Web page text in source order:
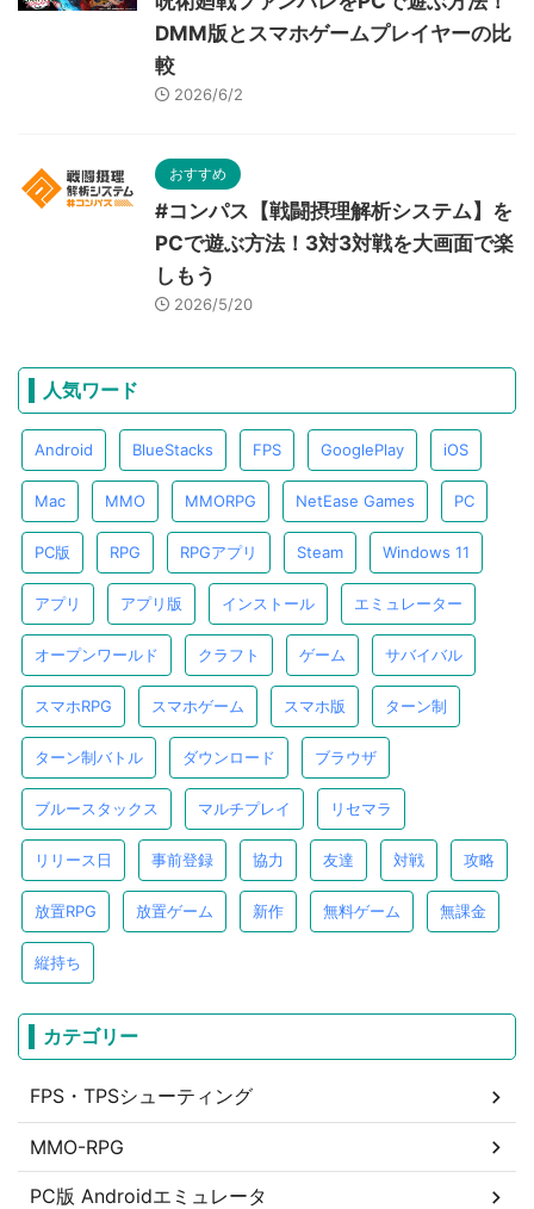
DMM版とスマホゲームプレイヤーの比
較
2026/6/2
おすすめ
#コンパス【戦闘摂理解析システム】を
PCで遊ぶ方法！3対3対戦を大画面で楽
しもう
2026/5/20
人気ワード
Android BlueStacks FPS GooglePlay iOS
Mac MMO MMORPG NetEase Games PC
PC版 RPG RPGアプリ Steam Windows 11
アプリ アプリ版 インストール エミュレーター
オープンワールド クラフト ゲーム サバイバル
スマホRPG スマホゲーム スマホ版 ターン制
ターン制バトル ダウンロード ブラウザ
ブルースタックス マルチプレイ リセマラ
リリース日 事前登録 協力 友達 対戦 攻略
放置RPG 放置ゲーム 新作 無料ゲーム 無課金
縦持ち
カテゴリー
FPS・TPSシューティング
MMO-RPG
PC版 Androidエミュレータ